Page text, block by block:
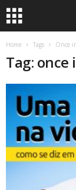
Home Tags Once
Tag: